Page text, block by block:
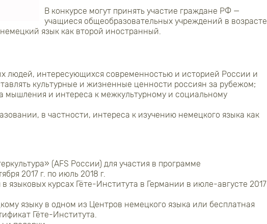
В конкурсе могут принять участие граждане РФ —
учащиеся общеобразовательных учреждений в возрасте
язык как второй иностранный.
людей, интересующихся современностью и историей России и
культурные и жизненные ценности россиян за рубежом;
мышления и интереса к межкультурному и социальному
в частности, интереса к изучению немецкого языка как
(AFS России) для участия в программе
2017 г. по июль 2018 г.
языковых курсах Гёте-Института в Германии в июле-августе 2017
языку в одном из Центров немецкого языка или бесплатная
Гёте-Института.